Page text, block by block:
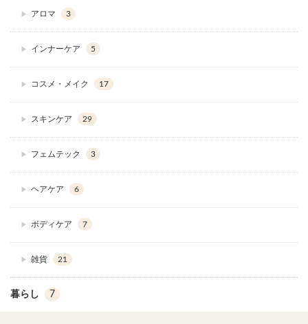
アロマ 3
インナーケア 5
コスメ・メイク 17
スキンケア 29
フェムテック 3
ヘアケア 6
ボディケア 7
雑貨 21
暮らし 7